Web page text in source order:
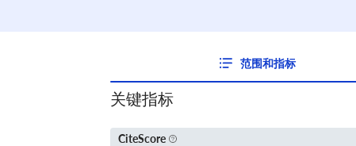
范围和指标
关键指标
CiteScore